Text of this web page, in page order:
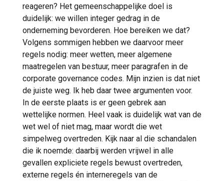
reageren? Het gemeenschappelijke doel is
duidelijk: we willen integer gedrag in de
onderneming bevorderen. Hoe bereiken we dat?
Volgens sommigen hebben we daarvoor meer
regels nodig: meer wetten, meer algemene
maatregelen van bestuur, meer paragrafen in de
corporate governance codes. Mijn inzien is dat niet
de juiste weg. Ik heb daar twee argumenten voor.
In de eerste plaats is er geen gebrek aan
wettelijke normen. Heel vaak is duidelijk wat van de
wet wel of niet mag, maar wordt die wet
simpelweg overtreden. Kijk naar al die schandalen
die ik noemde: daarbij werden vrijwel in alle
gevallen expliciete regels bewust overtreden,
externe regels én interneregels van de